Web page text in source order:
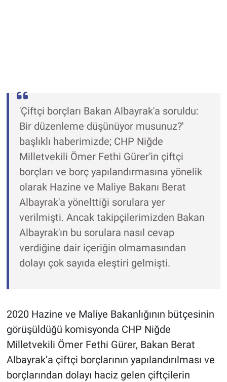
'Çiftçi borçları Bakan Albayrak'a soruldu:
Bir düzenleme düşünüyor musunuz?'
başlıklı haberimizde; CHP Niğde
Milletvekili Ömer Fethi Gürer'in çiftçi
borçları ve borç yapılandırmasına yönelik
olarak Hazine ve Maliye Bakanı Berat
Albayrak'a yönelttiği sorulara yer
verilmişti. Ancak takipçilerimizden Bakan
Albayrak'ın bu sorulara nasıl cevap
verdiğine dair içeriğin olmamasından
dolayı çok sayıda eleştiri gelmişti.
2020 Hazine ve Maliye Bakanlığının bütçesinin
görüşüldüğü komisyonda CHP Niğde
Milletvekili Ömer Fethi Gürer, Bakan Berat
Albayrak’a çiftçi borçlarının yapılandırılması ve
borçlarından dolayı haciz gelen çiftçilerin